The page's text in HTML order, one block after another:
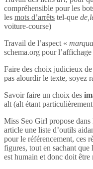
compréhensible pour les
les mots d’arrêts tel-que
voiture-course)
Travail de l’aspect «
schema.org pour l’affichage
Faire des choix judicieux de
pas alourdir le texte, soyez
Savoir faire un choix des
alt (alt étant
Miss Seo Girl propose dans
article une liste d’outils
pour le référencement, ces
figures, tout en sachant
est humain et donc doit être